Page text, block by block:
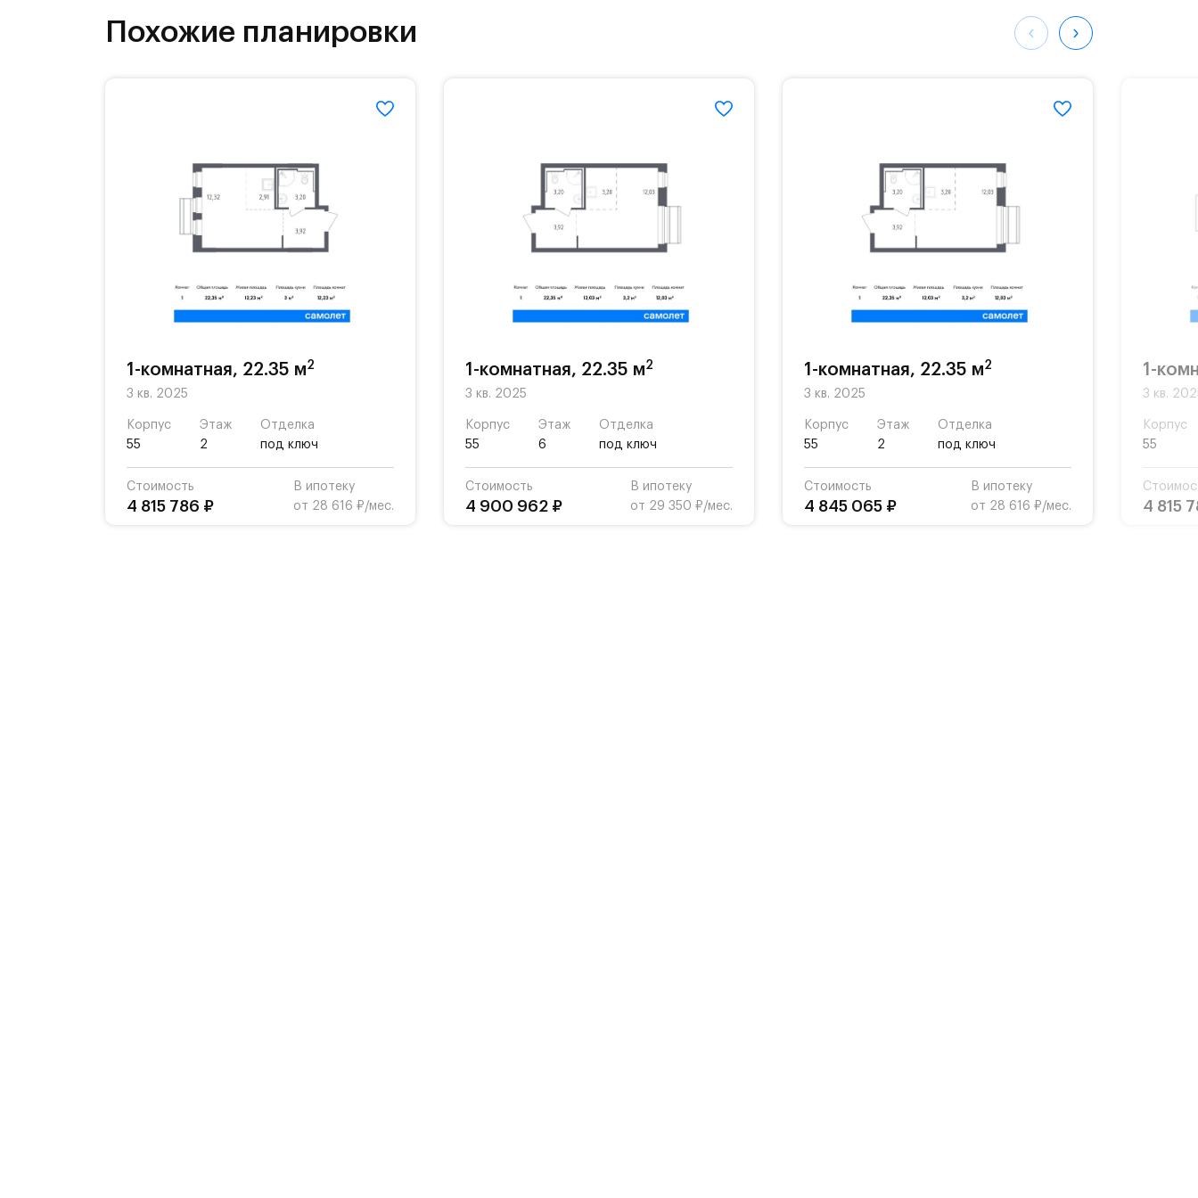
На территории квартала возведут детский сад и школу. Также для наиболее одарённых
Для автомобилистов — закрытые озеленённые парковки.
Похожие планировки
1-комнатная, 22.35 м2
3 кв. 2025
Корпус
55
Этаж
2
Отделка
под ключ
Стоимость
4 815 786 ₽
В ипотеку
от 28 616 ₽/мес.
1-комнатная, 22.35 м2
3 кв. 2025
Корпус
55
Этаж
6
Отделка
под ключ
Стоимость
4 900 962 ₽
В ипотеку
от 29 350 ₽/мес.
1-комнатная, 22.35 м2
3 кв. 2025
Корпус
55
Этаж
2
Отделка
под ключ
Стоимость
4 845 065 ₽
В ипотеку
от 28 616 ₽/мес.
1-
3 кв.
Корпус
55
4 815